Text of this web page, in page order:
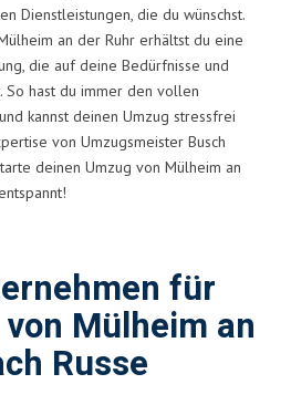
Dienstleistungen, die du wünschst.
an der Ruhr erhältst du eine
die auf deine Bedürfnisse und
So hast du immer den vollen
kannst deinen Umzug stressfrei
von Umzugsmeister Busch
deinen Umzug von Mülheim an
für
Mülheim an
Russe